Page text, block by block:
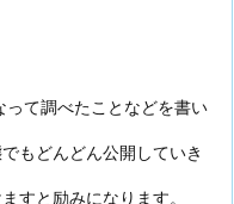
て調べたことなどを書い
もどんどん公開していき
すと励みになります。